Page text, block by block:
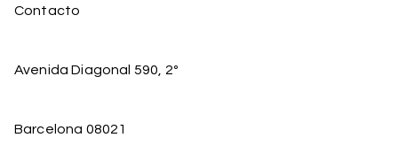
Contacto
Avenida Diagonal 590, 2º
Barcelona 08021